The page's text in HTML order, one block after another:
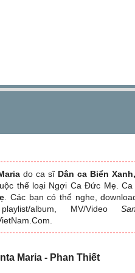
do ca sĩ Dân ca Biển
thể loại Ngợi Ca Đức Mẹ. Ca
. Các bạn có thể nghe,
album, MV/Video
Maria - Phan Thiết